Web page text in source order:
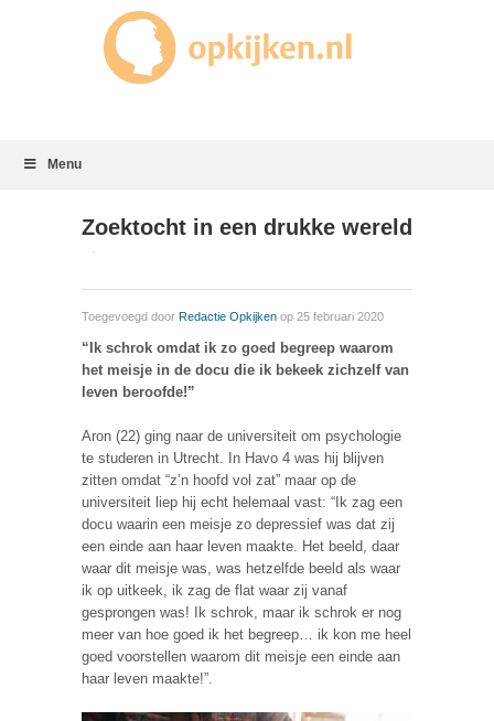
Menu
Zoektocht in een drukke wereld
Toegevoegd door Redactie Opkijken op 25 februari 2020
“Ik schrok omdat ik zo goed begreep waarom
het meisje in de docu die ik bekeek zichzelf van
leven beroofde!”
Aron (22) ging naar de universiteit om psychologie
te studeren in Utrecht. In Havo 4 was hij blijven
zitten omdat “z’n hoofd vol zat” maar op de
universiteit liep hij echt helemaal vast: “Ik zag een
docu waarin een meisje zo depressief was dat zij
een einde aan haar leven maakte. Het beeld, daar
waar dit meisje was, was hetzelfde beeld als waar
ik op uitkeek, ik zag de flat waar zij vanaf
gesprongen was! Ik schrok, maar ik schrok er nog
meer van hoe goed ik het begreep… ik kon me heel
goed voorstellen waarom dit meisje een einde aan
haar leven maakte!”.